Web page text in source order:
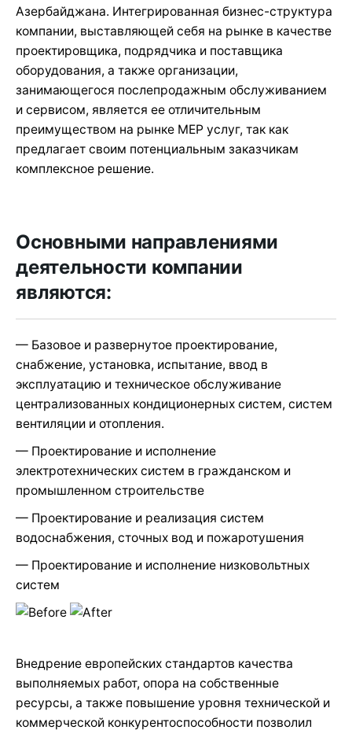
Азербайджана. Интегрированная бизнес-структура
компании, выставляющей себя на рынке в качестве
проектировщика, подрядчика и поставщика
оборудования, а также организации,
занимающегося послепродажным обслуживанием
и сервисом, является ее отличительным
преимуществом на рынке МЕР услуг, так как
предлагает своим потенциальным заказчикам
комплексное решение.
Основными направлениями
деятельности компании
являются:
— Базовое и развернутое проектирование,
снабжение, установка, испытание, ввод в
эксплуатацию и техническое обслуживание
централизованных кондиционерных систем, систем
вентиляции и отопления.
— Проектирование и исполнение
электротехнических систем в гражданском и
промышленном строительстве
— Проектирование и реализация систем
водоснабжения, сточных вод и пожаротушения
— Проектирование и исполнение низковольтных
систем
Внедрение европейских стандартов качества
выполняемых работ, опора на собственные
ресурсы, а также повышение уровня технической и
коммерческой конкурентоспособности позволил